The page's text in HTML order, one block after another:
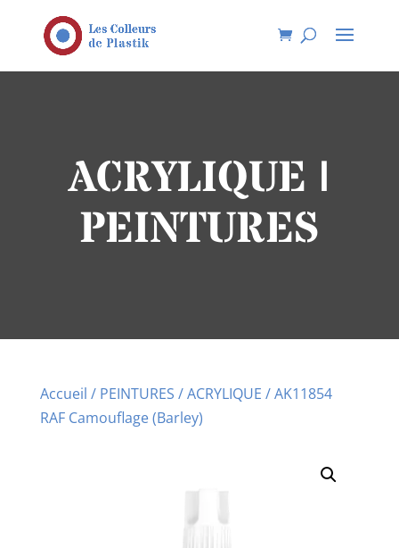
ACRYLIQUE |
PEINTURES
Accueil / PEINTURES /ACRYLIQUE / AK11854
RAF Camouflage (Barley)